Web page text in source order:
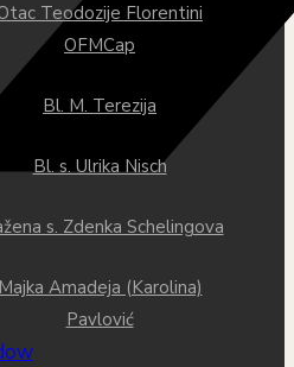
Teodozije Florentini
OFMCap
Bl. M. Terezija
Bl. s. Ulrika Nisch
s. Zdenka Schelingova
Majka Amadeja (Karolina)
Pavlović